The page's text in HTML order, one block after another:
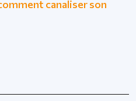
canaliser son